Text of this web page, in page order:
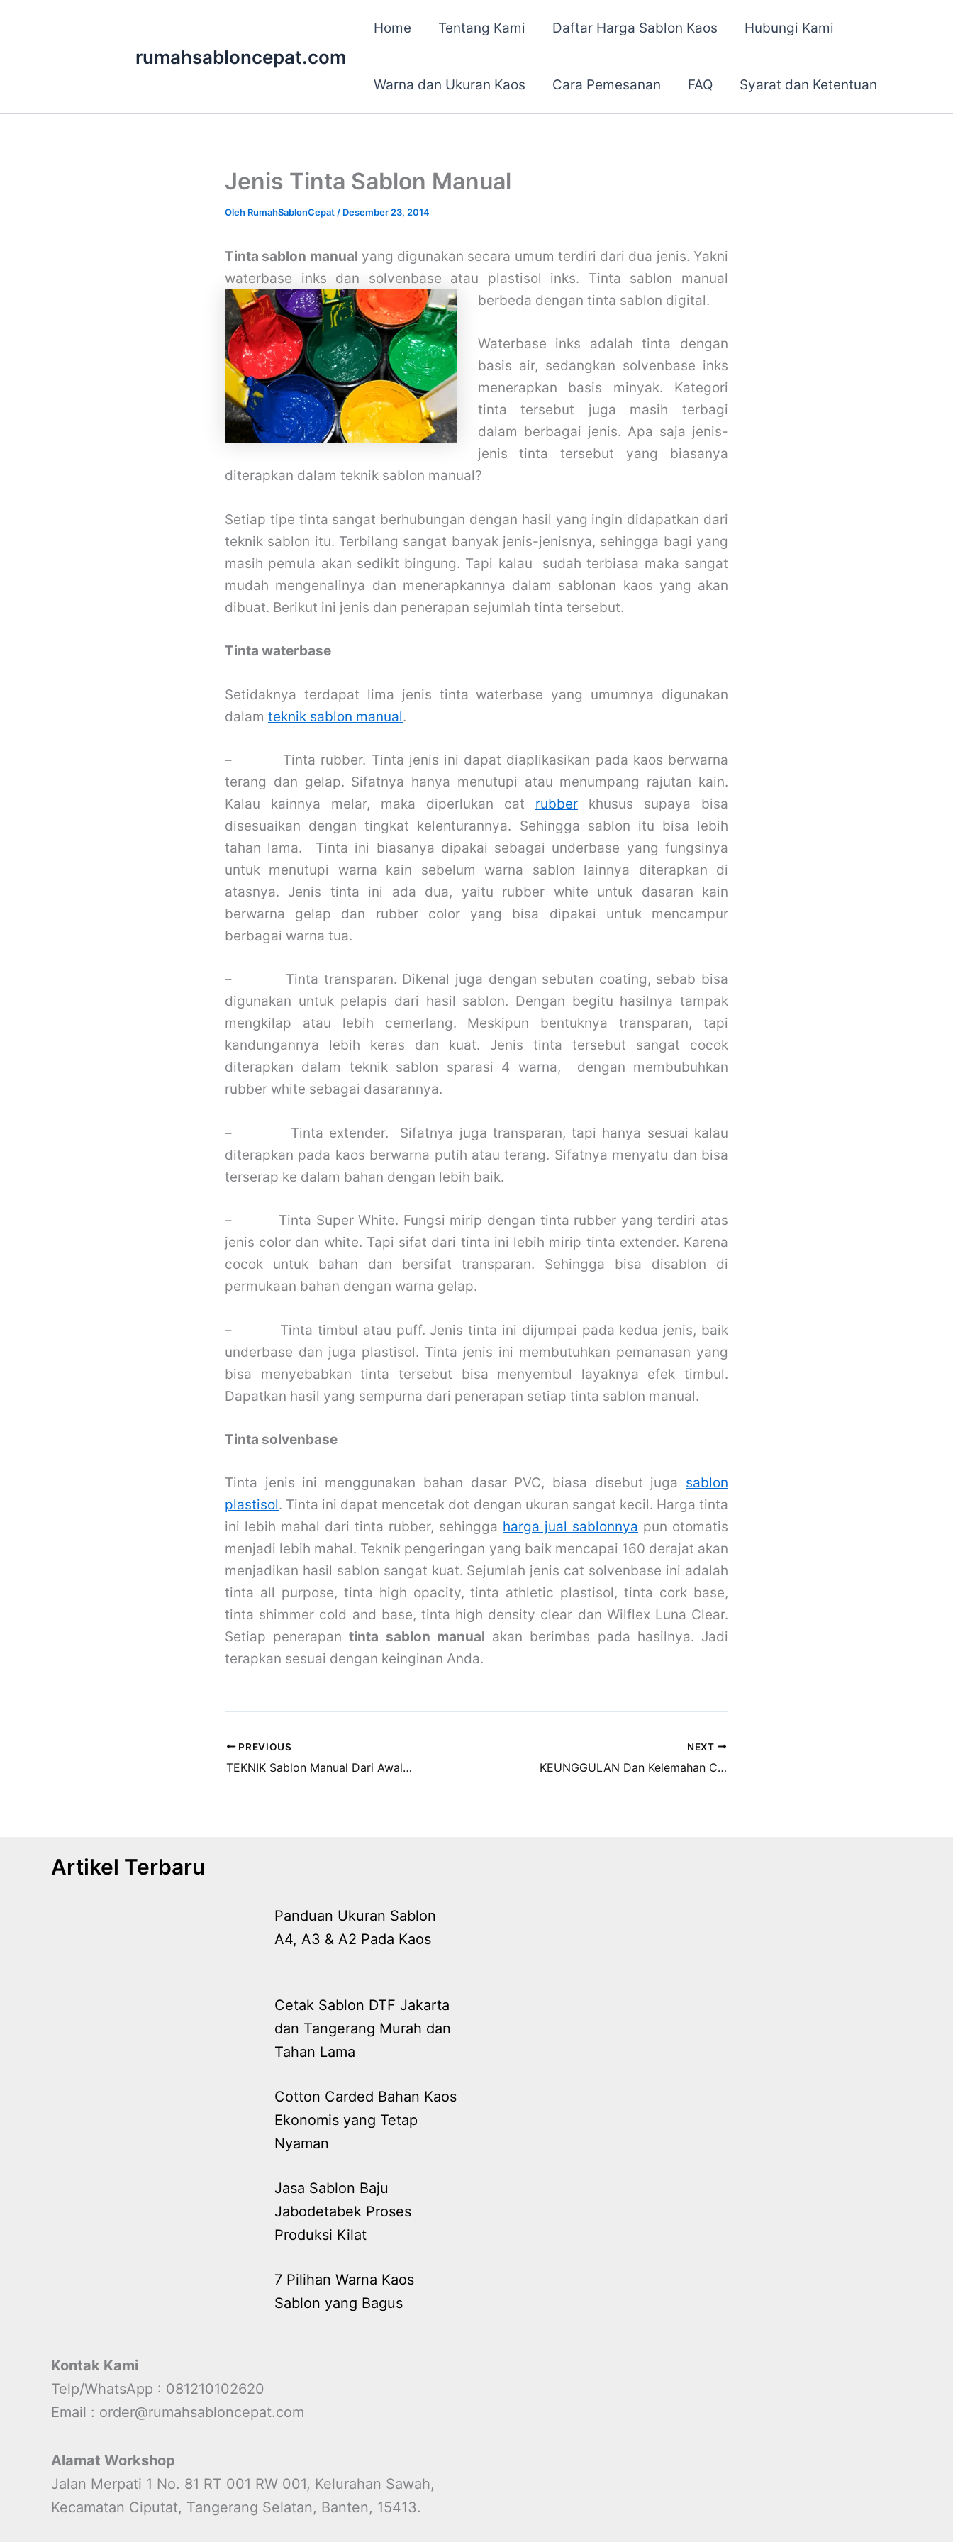
rumahsabloncepat.com
Home Tentang Kami Daftar Harga Sablon Kaos Hubungi Kami
Warna dan Ukuran Kaos Cara Pemesanan FAQ Syarat dan Ketentuan
Jenis Tinta Sablon Manual
Oleh RumahSablonCepat / Desember 23, 2014
Tinta sablon manual yang digunakan secara umum terdiri dari dua jenis. Yakni
waterbase inks dan solvenbase atau plastisol inks. Tinta sablon manual
berbeda dengan tinta sablon digital.
Waterbase inks adalah tinta dengan
basis air, sedangkan solvenbase inks
menerapkan basis minyak. Kategori
tinta tersebut juga masih terbagi
dalam berbagai jenis. Apa saja jenis-
jenis tinta tersebut yang biasanya
diterapkan dalam teknik sablon manual?
Setiap tipe tinta sangat berhubungan dengan hasil yang ingin didapatkan dari
teknik sablon itu. Terbilang sangat banyak jenis-jenisnya, sehingga bagi yang
masih pemula akan sedikit bingung. Tapi kalau sudah terbiasa maka sangat
mudah mengenalinya dan menerapkannya dalam sablonan kaos yang akan
dibuat. Berikut ini jenis dan penerapan sejumlah tinta tersebut.
Tinta waterbase
Setidaknya terdapat lima jenis tinta waterbase yang umumnya digunakan
dalam teknik sablon manual.
– Tinta rubber. Tinta jenis ini dapat diaplikasikan pada kaos berwarna
terang dan gelap. Sifatnya hanya menutupi atau menumpang rajutan kain.
Kalau kainnya melar, maka diperlukan cat rubber khusus supaya bisa
disesuaikan dengan tingkat kelenturannya. Sehingga sablon itu bisa lebih
tahan lama. Tinta ini biasanya dipakai sebagai underbase yang fungsinya
untuk menutupi warna kain sebelum warna sablon lainnya diterapkan di
atasnya. Jenis tinta ini ada dua, yaitu rubber white untuk dasaran kain
berwarna gelap dan rubber color yang bisa dipakai untuk mencampur
berbagai warna tua.
– Tinta transparan. Dikenal juga dengan sebutan coating, sebab bisa
digunakan untuk pelapis dari hasil sablon. Dengan begitu hasilnya tampak
mengkilap atau lebih cemerlang. Meskipun bentuknya transparan, tapi
kandungannya lebih keras dan kuat. Jenis tinta tersebut sangat cocok
diterapkan dalam teknik sablon sparasi 4 warna, dengan membubuhkan
rubber white sebagai dasarannya.
– Tinta extender. Sifatnya juga transparan, tapi hanya sesuai kalau
diterapkan pada kaos berwarna putih atau terang. Sifatnya menyatu dan bisa
terserap ke dalam bahan dengan lebih baik.
– Tinta Super White. Fungsi mirip dengan tinta rubber yang terdiri atas
jenis color dan white. Tapi sifat dari tinta ini lebih mirip tinta extender. Karena
cocok untuk bahan dan bersifat transparan. Sehingga bisa disablon di
permukaan bahan dengan warna gelap.
– Tinta timbul atau puff. Jenis tinta ini dijumpai pada kedua jenis, baik
underbase dan juga plastisol. Tinta jenis ini membutuhkan pemanasan yang
bisa menyebabkan tinta tersebut bisa menyembul layaknya efek timbul.
Dapatkan hasil yang sempurna dari penerapan setiap tinta sablon manual.
Tinta solvenbase
Tinta jenis ini menggunakan bahan dasar PVC, biasa disebut juga sablon
plastisol. Tinta ini dapat mencetak dot dengan ukuran sangat kecil. Harga tinta
ini lebih mahal dari tinta rubber, sehingga harga jual sablonnya pun otomatis
menjadi lebih mahal. Teknik pengeringan yang baik mencapai 160 derajat akan
menjadikan hasil sablon sangat kuat. Sejumlah jenis cat solvenbase ini adalah
tinta all purpose, tinta high opacity, tinta athletic plastisol, tinta cork base,
tinta shimmer cold and base, tinta high density clear dan Wilflex Luna Clear.
Setiap penerapantinta sablon manual akan berimbas pada hasilnya. Jadi
terapkan sesuai dengan keinginan Anda.
PREVIOUS
TEKNIK Sablon Manual Dari Awal Hingga Akhir
NEXT
KEUNGGULAN Dan Kelemahan Cara Sablon Kaos
Artikel Terbaru
Panduan Ukuran Sablon
A4, A3 & A2 Pada Kaos
Cetak Sablon DTF Jakarta
dan Tangerang Murah dan
Tahan Lama
Cotton Carded Bahan Kaos
Ekonomis yang Tetap
Nyaman
Jasa Sablon Baju
Jabodetabek Proses
Produksi Kilat
7 Pilihan Warna Kaos
Sablon yang Bagus
Kontak Kami
Telp/WhatsApp : 081210102620
Email : order@rumahsabloncepat.com
Alamat Workshop
Jalan Merpati 1 No. 81 RT 001 RW 001, Kelurahan Sawah,
Kecamatan Ciputat, Tangerang Selatan, Banten, 15413.